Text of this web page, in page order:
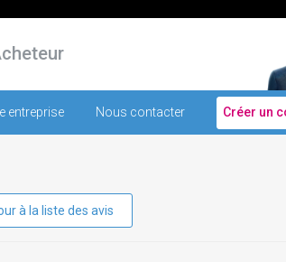
entreprise Nous contacter Créer un
à la liste des avis